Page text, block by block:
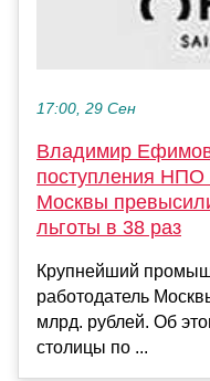
17:00, 29 Сен
Владимир
поступления
Москвы
льготы в 38 раз
Крупнейший
работодатель
млрд. рублей. Об
столицы по ...